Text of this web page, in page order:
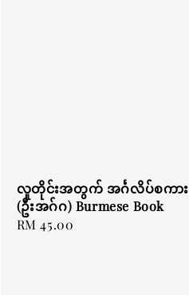
လူတိုင်းအတွက် အင်္ဂလိပ်စကား
(ဦးအဂ်ဂ) Burmese Book
Regular
RM 45.00